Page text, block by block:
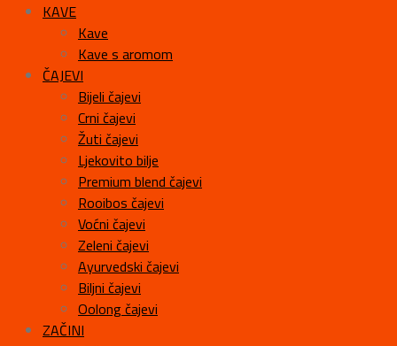
KAVE
Kave
Kave s aromom
ČAJEVI
Bijeli čajevi
Crni čajevi
Žuti čajevi
Ljekovito bilje
Premium blend čajevi
Rooibos čajevi
Voćni čajevi
Zeleni čajevi
Ayurvedski čajevi
Biljni čajevi
Oolong čajevi
ZAČINI